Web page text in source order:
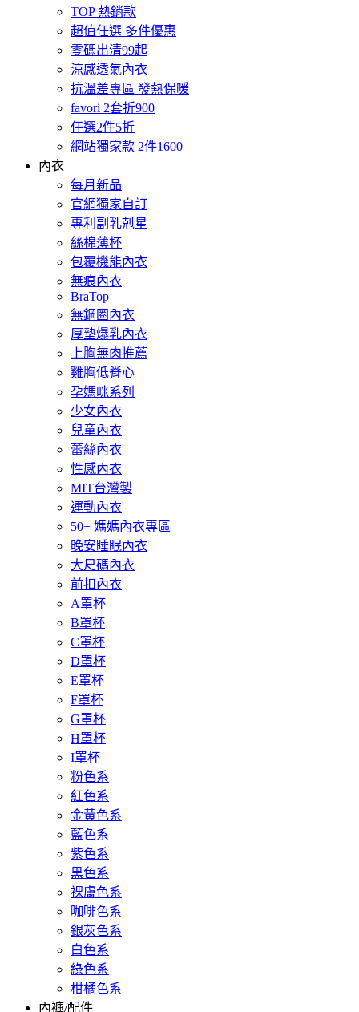
TOP 熱銷款
超值任選 多件優惠
零碼出清99起
涼感透氣內衣
抗溫差專區 發熱保暖
favori 2套折900
任選2件5折
網站獨家款 2件1600
內衣
每月新品
官網獨家自訂
專利副乳剋星
絲棉薄杯
包覆機能內衣
無痕內衣
BraTop
無鋼圈內衣
厚墊爆乳內衣
上胸無肉推薦
雞胸低脊心
孕媽咪系列
少女內衣
兒童內衣
蕾絲內衣
性感內衣
MIT台灣製
運動內衣
50+ 媽媽內衣專區
晚安睡眠內衣
大尺碼內衣
前扣內衣
A罩杯
B罩杯
C罩杯
D罩杯
E罩杯
F罩杯
G罩杯
H罩杯
I罩杯
粉色系
紅色系
金黃色系
藍色系
紫色系
黑色系
裸膚色系
咖啡色系
銀灰色系
白色系
綠色系
柑橘色系
內褲/配件